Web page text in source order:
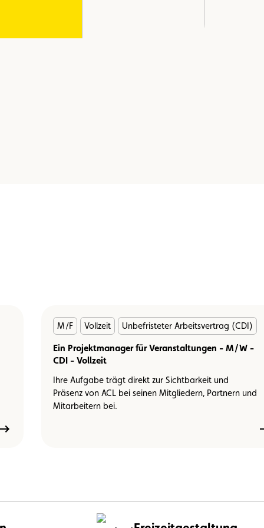
M/F Vollzeit Unbefristeter Arbeitsvertrag (CDI)
Ein Projektmanager für Veranstaltungen - M/W -
CDI - Vollzeit
Ihre Aufgabe trägt direkt zur Sichtbarkeit und
Präsenz von ACL bei seinen Mitgliedern, Partnern und
Mitarbeitern bei.
En
savoir
plus